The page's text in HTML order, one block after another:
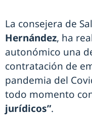
La consejera de
Hernández, ha
autonómico una
contratación de
pandemia del
todo momento
jurídicos”.